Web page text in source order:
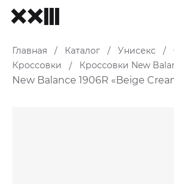
Главная / Каталог / Унисекс /
Кроссовки
/ Кроссовки New
New Balance 1906R «Beige